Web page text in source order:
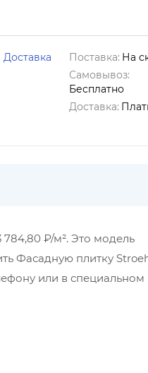
Доставка Поставка: На
Самовывоз:
Бесплатно
Доставка:
₽/м². Это модель
Фасадную плитку
или в специальном